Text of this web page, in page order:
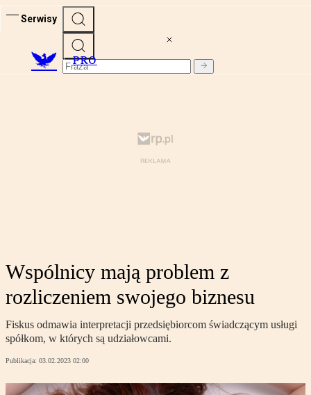
Serwisy
PRO
Wspólnicy mają problem z
rozliczeniem swojego biznesu
Fiskus odmawia interpretacji przedsiębiorcom świadczącym usługi
spółkom, w których są udziałowcami.
Publikacja: 03.02.2023 02:00